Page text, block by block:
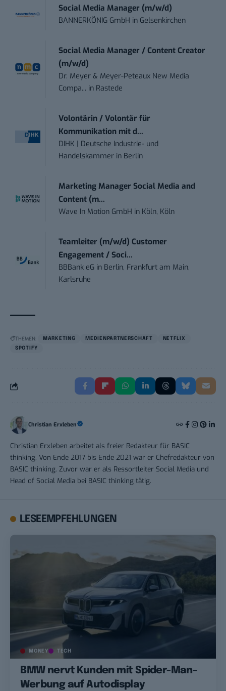
Social Media Manager (m/w/d)
BANNERKÖNIG GmbH in Gelsenkirchen
Social Media Manager / Content Creator
(m/w/d)
Dr. Meyer & Meyer-Peteaux New Media
Compa... in Rastede
Volontärin / Volontär für
Kommunikation mit d...
DIHK | Deutsche Industrie- und
Handelskammer in Berlin
Marketing Manager Social Media and
Content (m...
Wave In Motion GmbH in Köln, Köln
Teamleiter (m/w/d) Customer
Engagement / Soci...
BBBank eG in Berlin, Frankfurt am Main,
Karlsruhe
THEMEN: MARKETING MEDIENPARTNERSCHAFT
NETFLIX
SPOTIFY
Christian Erxleben
Christian Erxleben arbeitet als freier Redakteur für BASIC
thinking. Von Ende 2017 bis Ende 2021 war er Chefredakteur von
BASIC thinking. Zuvor war er als Ressortleiter Social Media und
Head of Social Media bei BASIC thinking tätig.
LESEEMPFEHLUNGEN
MONEY TECH
BMW nervt Kunden mit Spider-Man-
Werbung auf Autodisplay